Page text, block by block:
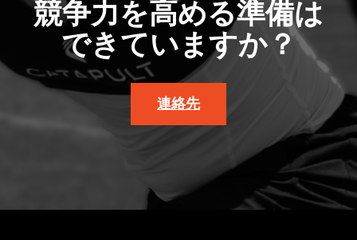
競争力を高める準備は
できていますか？
連絡先